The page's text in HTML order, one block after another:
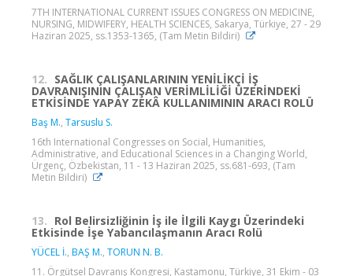
7TH INTERNATIONAL CURRENT ISSUES CONGRESS ON MEDICINE,
NURSING, MIDWIFERY, HEALTH SCIENCES, Sakarya, Türkiye, 27 - 29
Haziran 2025, ss.1353-1365, (Tam Metin Bildiri)
12. SAĞLIK ÇALIŞANLARININ YENİLİKÇİ İŞ
DAVRANIŞININ ÇALIŞAN VERİMLİLİĞİ ÜZERİNDEKİ
ETKİSİNDE YAPAY ZEKÂ KULLANIMININ ARACI ROLÜ
Baş M., Tarsuslu S.
16th International Congresses on Social, Humanities,
Administrative, and Educational Sciences in a Changing World,
Ürgenç, Özbekistan, 11 - 13 Haziran 2025, ss.681-693, (Tam
Metin Bildiri)
13. Rol Belirsizliğinin İş ile İlgili Kaygı Üzerindeki
Etkisinde İşe Yabancılaşmanın Aracı Rolü
YÜCEL İ., BAŞ M., TORUN N. B.
11. Örgütsel Davranış Kongresi, Kastamonu, Türkiye, 31 Ekim - 03